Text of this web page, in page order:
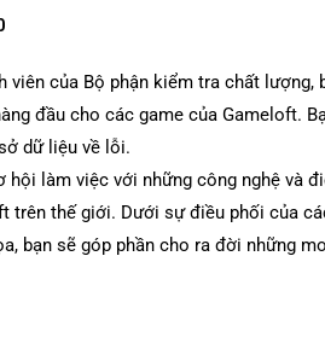
viên của Bộ phận kiểm tra chất
đầu cho các game của Gameloft.
dữ liệu về lỗi.
hội làm việc với những công nghệ và
trên thế giới. Dưới sự điều phối của
bạn sẽ góp phần cho ra đời những